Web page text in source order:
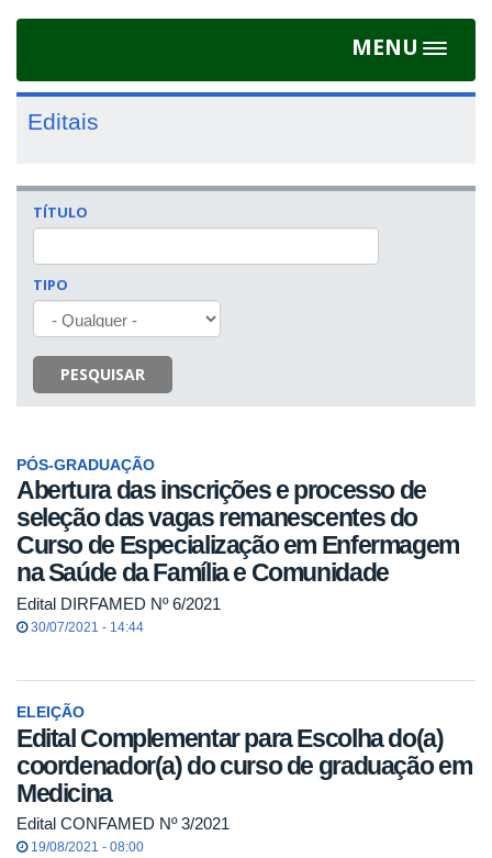
MENU
Toggle
Editais
TÍTULO
TIPO
PESQUISAR
PÓS-GRADUAÇÃO
Abertura das inscrições e processo de
seleção das vagas remanescentes do
Curso de Especialização em Enfermagem
na Saúde da Família e Comunidade
Edital DIRFAMED Nº 6/2021
30/07/2021 - 14:44
ELEIÇÃO
Edital Complementar para Escolha do(a)
coordenador(a) do curso de graduação em
Medicina
Edital CONFAMED Nº 3/2021
19/08/2021 - 08:00